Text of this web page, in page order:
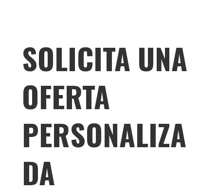
SOLICITA UNA
OFERTA
PERSONALIZA
DA